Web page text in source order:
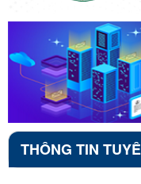
THÔNG TIN